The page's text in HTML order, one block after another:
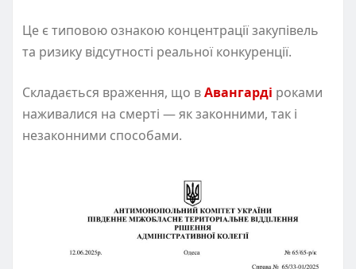
Це є типовою ознакою концентрації закупівель
та ризику відсутності реальної конкуренції.
Складається враження, що вАвангарді роками
наживалися на смерті — як законними, так і
незаконними способами.